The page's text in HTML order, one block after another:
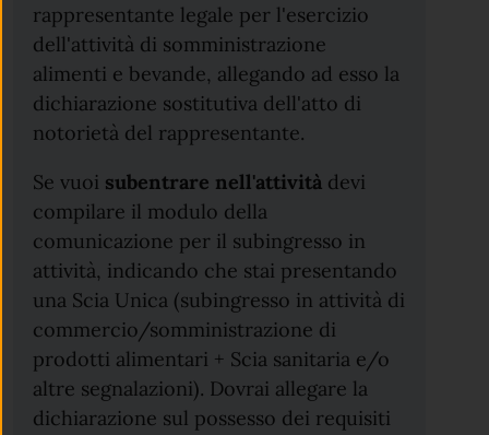
rappresentante legale per l'esercizio
dell'attività di somministrazione
alimenti e bevande, allegando ad esso la
dichiarazione sostitutiva dell'atto di
notorietà del rappresentante.
Se vuoi subentrare nell'attività devi
compilare il modulo della
comunicazione per il subingresso in
attività, indicando che stai presentando
una Scia Unica (subingresso in attività di
commercio/somministrazione di
prodotti alimentari + Scia sanitaria e/o
altre segnalazioni). Dovrai allegare la
dichiarazione sul possesso dei requisiti